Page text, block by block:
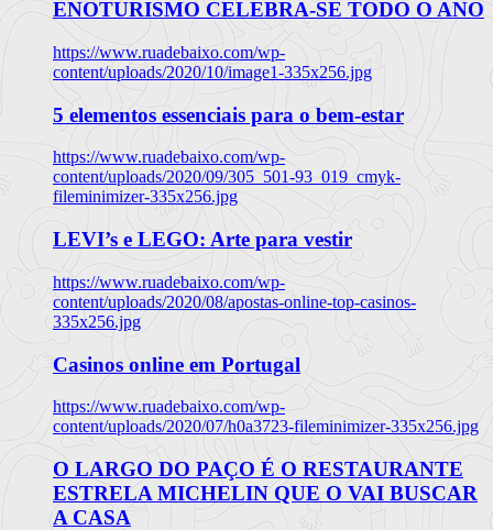
ENOTURISMO CELEBRA-SE TODO O ANO
https://www.ruadebaixo.com/wp-
content/uploads/2020/10/image1-335x256.jpg
5 elementos essenciais para o bem-estar
https://www.ruadebaixo.com/wp-
content/uploads/2020/09/305_501-93_019_cmyk-
fileminimizer-335x256.jpg
LEVI’s e LEGO: Arte para vestir
https://www.ruadebaixo.com/wp-
content/uploads/2020/08/apostas-online-top-casinos-
335x256.jpg
Casinos online em Portugal
https://www.ruadebaixo.com/wp-
content/uploads/2020/07/h0a3723-fileminimizer-335x256.jpg
O LARGO DO PAÇO É O RESTAURANTE
ESTRELA MICHELIN QUE O VAI BUSCAR
A CASA